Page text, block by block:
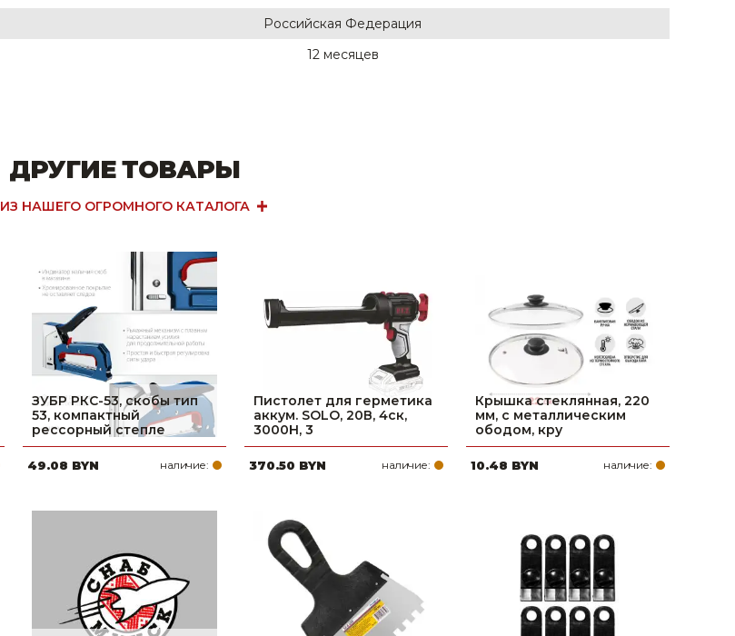
Российская Федерация
12 месяцев
ДРУГИЕ ТОВАРЫ
ИЗ НАШЕГО ОГРОМНОГО КАТАЛОГА
ЗУБР РКС-53, скобы тип
53, компактный
рессорный степле
49.08 BYN наличие:
Пистолет для герметика
аккум. SOLO, 20В, 4ск,
3000Н, 3
370.50 BYN наличие:
Крышка стеклянная, 220
мм, с металлическим
ободом, кру
10.48 BYN наличие: